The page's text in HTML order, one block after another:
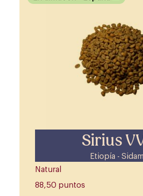
Sirius
Etiopía -
Natural
88,50 puntos